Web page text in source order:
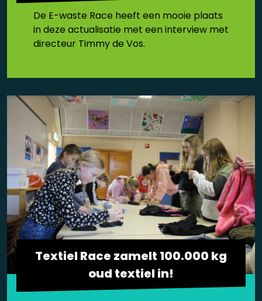
De E-waste Race heeft een mooie plaats
in deze actualisatie met een interview met
directeur Timmy de Vos.
Textiel Race zamelt 100.000 kg
oud textiel in!